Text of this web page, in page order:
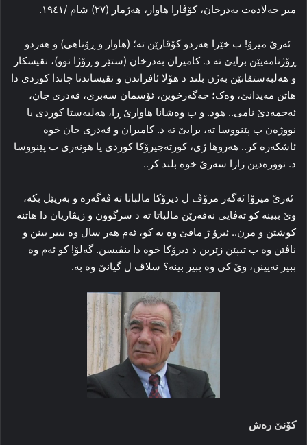
میر جه‌لاده‌ت به‌درخان، کۆڤارا هاوار، هه‌ژمار (۲۷) شام /۱۹٤۱.
ئه‌رێ میرۆ! ب خێرا هه‌ردو کۆڤارێن ته‌؛ (هاوار و ڕۆناهی) و هه‌ردو
ڕۆژنامه‌یێن برایێ ته‌ د. کامیران به‌درخان (ستێر و ڕۆژا نوو)، نڤیسکار
و هه‌لبه‌ستڤانێن به‌ژن بلند د هۆلا ئافراندن و نڤیساندنا چاندا کوردی دا
هاتن مه‌یدانێ، وه‌ک؛ جه‌گه‌رخوین، ئۆسمان سه‌بری، قه‌دری جان،
ئه‌حمه‌دێ نامی.. هود. و ب وه‌شانا هاوارێ ڕا، هه‌لبه‌ستا کوردی یا
نووژه‌ن ب پێنووسا ته‌، برایێ ته‌ د. کامیران و قه‌دری جان خوه‌
ئاشکه‌ره‌ کر.. هه‌روها ژی، کورته‌چیرۆکا کوردی یا هونه‌ری ب پێنووسا
د. نووره‌دین زازا سه‌رێ خوه‌ بلند کر..
ئه‌رێ میرۆ! ئه‌گه‌ر مرۆڤ ل دیرۆکا مالباتا ته‌ ڤه‌گه‌ره‌ و به‌رپێل بکه‌،
وێ ببینه‌ کو ته‌ڤایی نه‌فه‌رێن مالباتا ته‌ د سرگوون و زیڤاریان دا هاتنه‌
کوشتن و مرن.. ئیرۆ ژ مافێ وه‌ یه‌ کو، ئه‌م هه‌ر سال وه‌ ببیر بینن و
ناڤێن وه‌ ب تیپێن زێرین د دیرۆکا خوه‌ دا بنڤیسن. گه‌لۆ! کو ئه‌م وه‌
ببیر نه‌یینن، وێ کی وه‌ ببیر بینه‌؟ سلاڤ ل گیانێ وه‌ به‌.
کۆنێ ره‌ش